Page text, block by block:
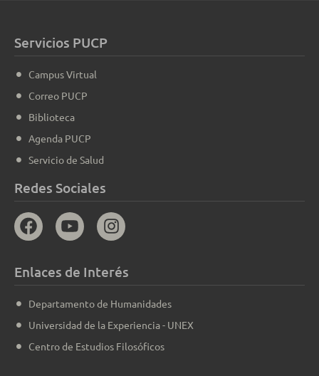
Servicios PUCP
Campus Virtual
Correo PUCP
Biblioteca
Agenda PUCP
Servicio de Salud
Redes Sociales
Enlaces de Interés
Departamento de Humanidades
Universidad de la Experiencia - UNEX
Centro de Estudios Filosóficos